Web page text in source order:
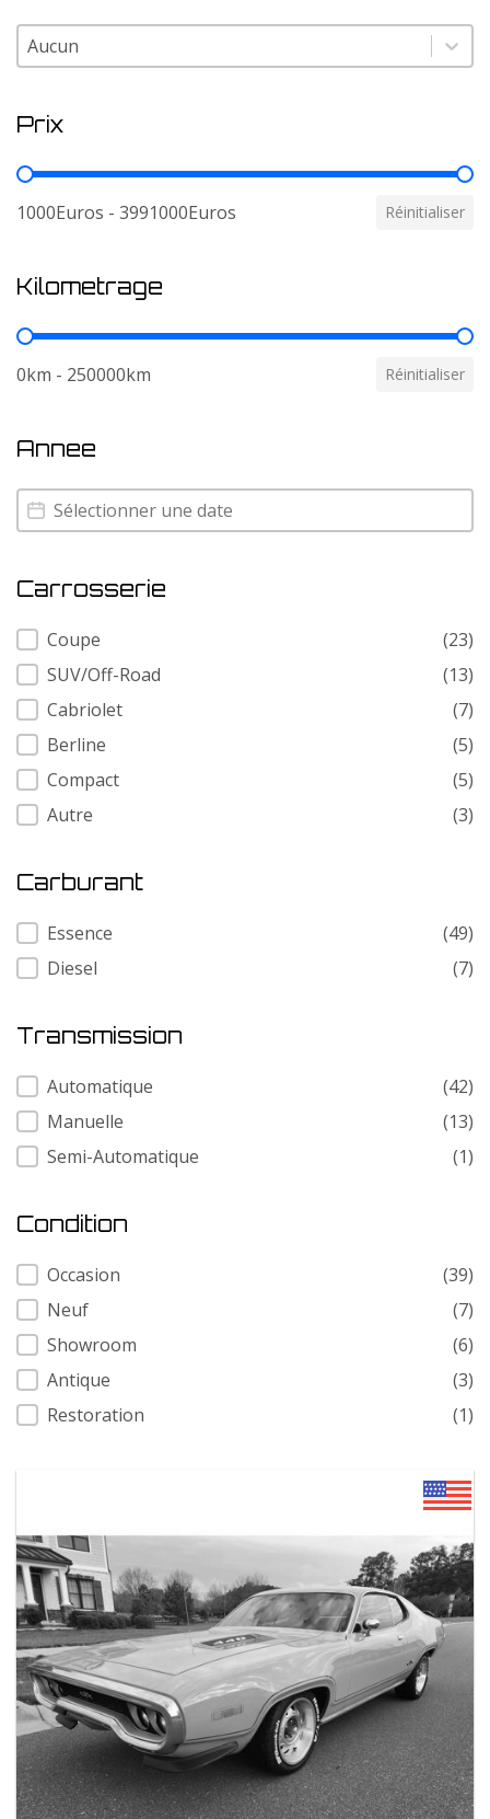
Couleur
Couleur
Prix
Prix
1000Euros - 3991000Euros Réinitialiser
Kilometrage
Kilometrage
0km - 250000km Réinitialiser
Annee
Annee
Annee
Carrosserie
Carrosserie
Coupe
(23)
SUV/Off-Road
(13)
Cabriolet
(7)
Berline
(5)
Compact
(5)
Autre
(3)
Carburant
Carburant
Essence
(49)
Diesel
(7)
Transmission
Transmission
Automatique
(42)
Manuelle
(13)
Semi-Automatique
(1)
Condition
Condition
Occasion
(39)
Neuf
(7)
Showroom
(6)
Antique
(3)
Restoration
(1)